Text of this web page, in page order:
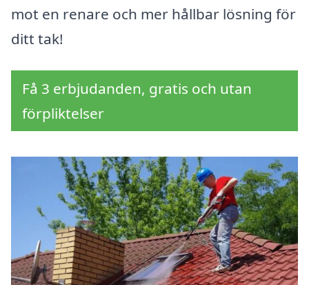
mot en renare och mer hållbar lösning för
ditt tak!
Få 3 erbjudanden, gratis och utan
förpliktelser